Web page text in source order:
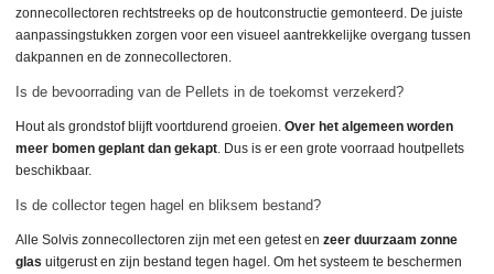
zonnecollectoren rechtstreeks op de houtconstructie gemonteerd. De juiste
aanpassingstukken zorgen voor een visueel aantrekkelijke overgang tussen
dakpannen en de zonnecollectoren.
Is de bevoorrading van de Pellets in de toekomst verzekerd?
Hout als grondstof blijft voortdurend groeien.Over het algemeen worden
meer bomen geplant dan gekapt Dus is er een grote voorraad houtpellets
beschikbaar.
Is de collector tegen hagel en bliksem bestand?
Alle Solvis zonnecollectoren zijn met een getest enzeer duurzaam zonne
glas uitgerust en zijn bestand tegen hagel. Om het systeem te beschermen